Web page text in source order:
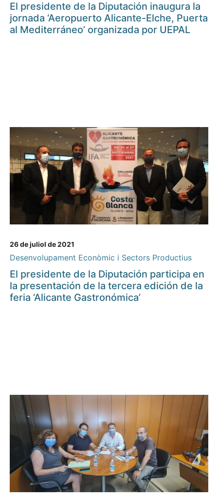
El presidente de la Diputación inaugura la
jornada ‘Aeropuerto Alicante-Elche, Puerta
al Mediterráneo’ organizada por UEPAL
26 de juliol de 2021
Desenvolupament Econòmic i Sectors Productius
El presidente de la Diputación participa en
la presentación de la tercera edición de la
feria ‘Alicante Gastronómica’